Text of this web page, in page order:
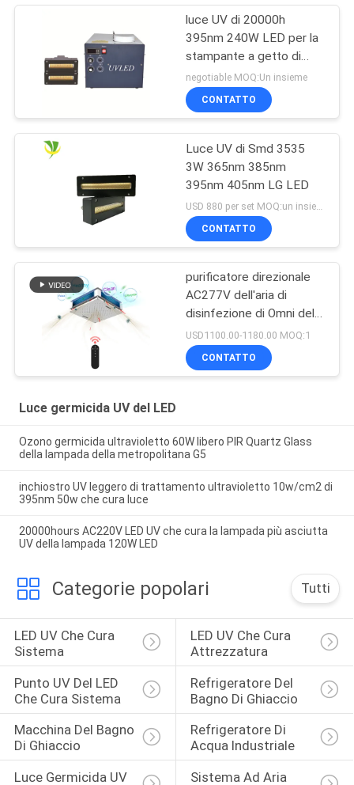
luce UV di 20000h
395nm 240W LED per la
stampante a getto di
inchiostro Machine
negotiable MOQ:Un insieme
CONTATTO
Luce UV di Smd 3535
3W 365nm 385nm
395nm 405nm LG LED
USD 880 per set MOQ:un insieme
CONTATTO
purificatore direzionale
AC277V dell'aria di
disinfezione di Omni della
lampada UV germicida
150W
USD1100.00-1180.00 MOQ:1
CONTATTO
Luce germicida UV del LED
Ozono germicida ultravioletto 60W libero PIR Quartz Glass
della lampada della metropolitana G5
inchiostro UV leggero di trattamento ultravioletto 10w/cm2 di
395nm 50w che cura luce
20000hours AC220V LED UV che cura la lampada più asciutta
UV della lampada 120W LED
Categorie popolari Tutti
LED UV Che Cura
Sistema
LED UV Che Cura
Attrezzatura
Punto UV Del LED
Che Cura Sistema
Refrigeratore Del
Bagno Di Ghiaccio
Macchina Del Bagno
Di Ghiaccio
Refrigeratore Di
Acqua Industriale
Luce Germicida UV
Sistema Ad Aria